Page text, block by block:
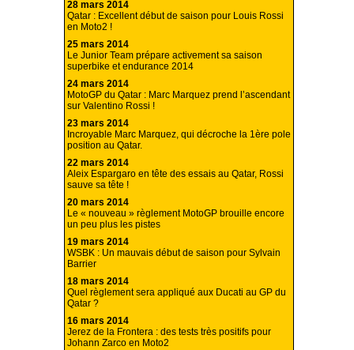
28 mars 2014
Qatar : Excellent début de saison pour Louis Rossi
en Moto2 !
25 mars 2014
Le Junior Team prépare activement sa saison
superbike et endurance 2014
24 mars 2014
MotoGP du Qatar : Marc Marquez prend l’ascendant
sur Valentino Rossi !
23 mars 2014
Incroyable Marc Marquez, qui décroche la 1ère pole
position au Qatar.
22 mars 2014
Aleix Espargaro en tête des essais au Qatar, Rossi
sauve sa tête !
20 mars 2014
Le « nouveau » règlement MotoGP brouille encore
un peu plus les pistes
19 mars 2014
WSBK : Un mauvais début de saison pour Sylvain
Barrier
18 mars 2014
Quel règlement sera appliqué aux Ducati au GP du
Qatar ?
16 mars 2014
Jerez de la Frontera : des tests très positifs pour
Johann Zarco en Moto2